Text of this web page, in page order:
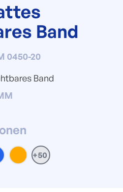
Band
0450-20
Band
+50